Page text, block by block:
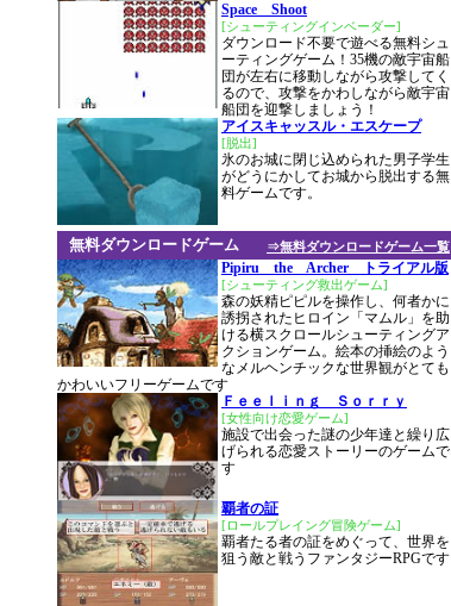
Space Shoot
[シューティングインベーダー]
ダウンロード不要で遊べる無料シュ
ーティングゲーム！35機の敵宇宙船
団が左右に移動しながら攻撃してく
るので、攻撃をかわしながら敵宇宙
船団を迎撃しましょう！
アイスキャッスル・エスケープ
[脱出]
氷のお城に閉じ込められた男子学生
がどうにかしてお城から脱出する無
料ゲームです。
⇒無料ダウンロードゲーム一覧
無料ダウンロードゲーム
Pipiru the Archer トライアル版
[シューティング救出ゲーム]
森の妖精ピピルを操作し、何者かに
誘拐されたヒロイン「マムル」を助
ける横スクロールシューティングア
クションゲーム。絵本の挿絵のよう
なメルヘンチックな世界観がとても
かわいいフリーゲームです
Ｆｅｅｌｉｎｇ Ｓｏｒｒｙ
[女性向け恋愛ゲーム]
施設で出会った謎の少年達と繰り広
げられる恋愛ストーリーのゲームで
す
覇者の証
[ロールプレイング冒険ゲーム]
覇者たる者の証をめぐって、世界を
狙う敵と戦うファンタジーRPGです